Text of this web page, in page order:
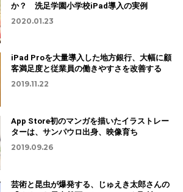
か？ 洗足学園小学校iPad導入の実例
2020.01.23
iPad Proを大量導入した地方銀行、大幅に顧
客満足度と従業員の働きやすさを改善する
2019.11.22
App Store初のマンガを描いたイラストレー
ターは、サンパウロ出身、映像育ち
2019.09.26
芸術と昆虫が爆発する、じゅえき太郎さんの